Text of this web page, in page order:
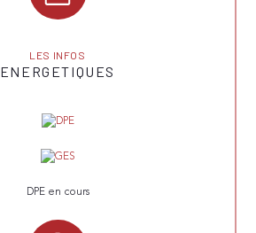
LES INFOS
ENERGETIQUES
DPE en cours